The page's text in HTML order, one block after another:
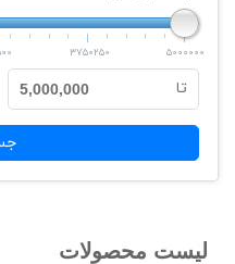
3750250 5000000
تا 5,000,000
لیست محصولات